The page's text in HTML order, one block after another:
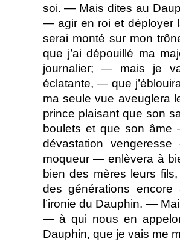
soi. — Mais dites au
— agir en roi et déployer
serai monté sur mon
que j’ai dépouillé ma
journalier; — mais je
éclatante, — que
ma seule vue aveuglera
prince plaisant que son
boulets et que son
dévastation
moqueur — enlèvera à
bien des mères leurs
des générations
l’ironie du Dauphin. —
— à qui nous en
Dauphin, que je vais me